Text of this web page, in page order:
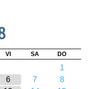
VI SA DO
1
6 7
8